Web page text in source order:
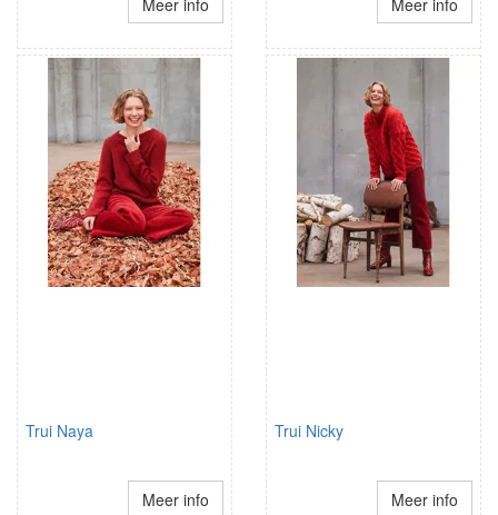
Meer info Meer info
Trui Naya
Meer info
Trui Nicky
Meer info